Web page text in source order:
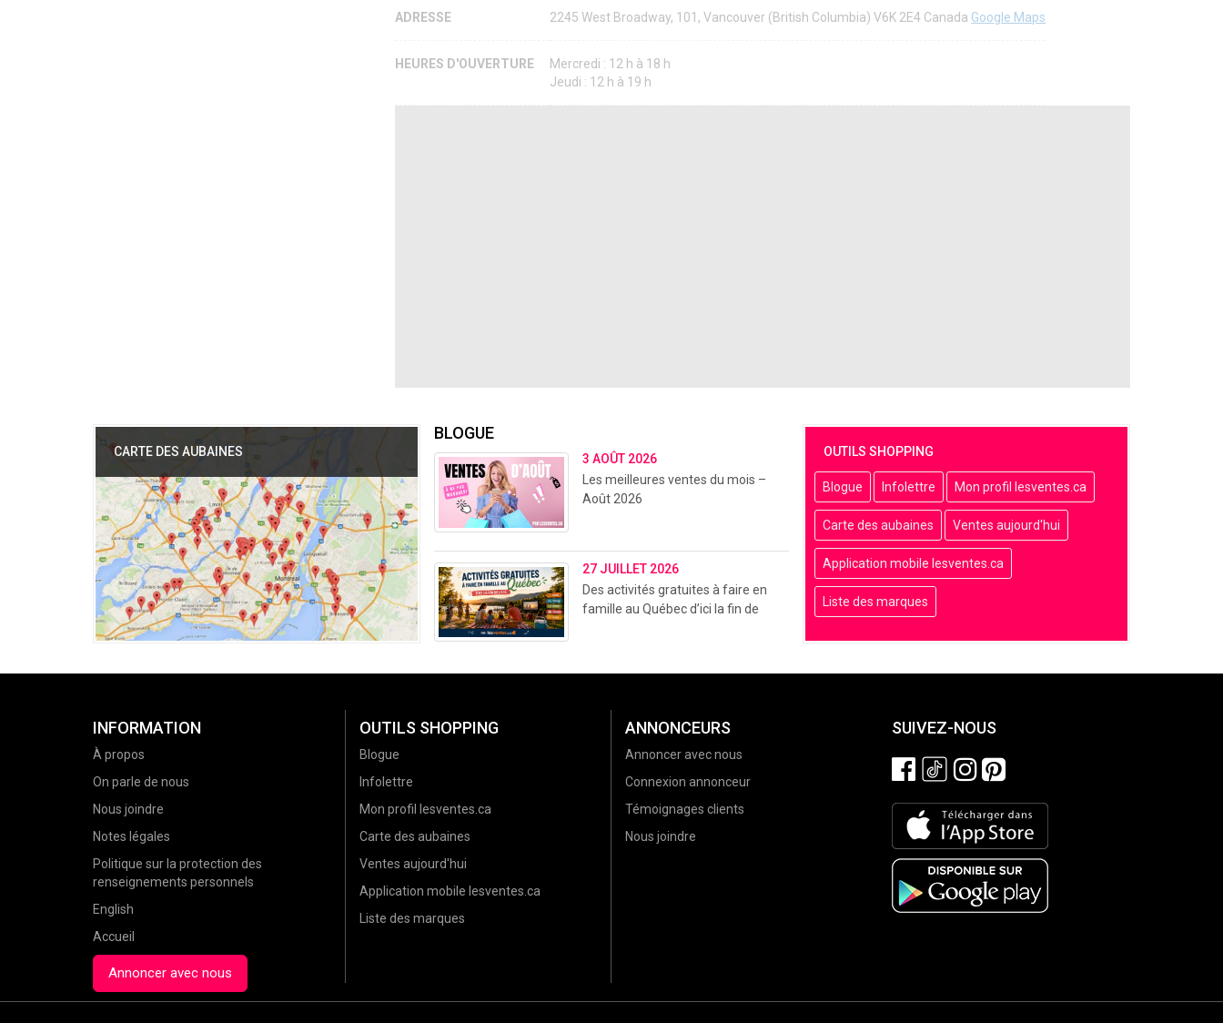
ADRESSE 2245 West Broadway, 101, Vancouver (British Columbia) V6K 2E4 Canada Google Maps
HEURES D'OUVERTURE
Mercredi : 12 h à 18 h
Jeudi : 12 h à 19 h
CARTE DES AUBAINES OUTILS SHOPPING
Blogue Infolettre Mon profil lesventes.ca
Carte des aubaines Ventes aujourd'hui
Application mobile lesventes.ca
Liste des marques
BLOGUE
3 AOÛT 2026
Les meilleures ventes du mois –
Août 2026
27 JUILLET 2026
Des activités gratuites à faire en
famille au Québec d’ici la fin de
INFORMATION
À propos
On parle de nous
Nous joindre
Notes légales
Politique sur la protection des
renseignements personnels
English
Accueil
Annoncer avec nous
OUTILS SHOPPING
Blogue
Infolettre
Mon profil lesventes.ca
Carte des aubaines
Ventes aujourd'hui
Application mobile lesventes.ca
Liste des marques
ANNONCEURS
Annoncer avec nous
Connexion annonceur
Témoignages clients
Nous joindre
SUIVEZ-NOUS